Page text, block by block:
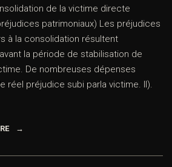
de la victime directe
patrimoniaux) Les préjudices
à la consolidation résultent
la période de stabilisation de
De nombreuses dépenses
réel préjudice subi parla victime. II).